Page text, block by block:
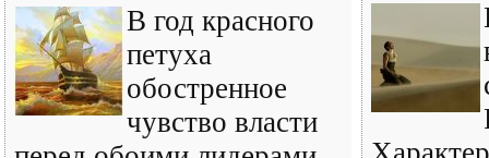
В год красного
петуха
обостренное
чувство власти